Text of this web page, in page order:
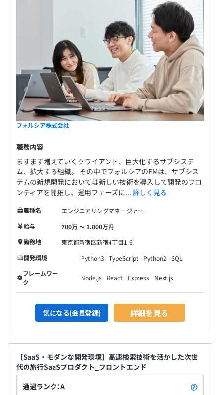
フォルシア株式会社
職務内容
ますます増えていくクライアント、巨大化するサブシステ
ム、拡大する組織。 その中でフォルシアのEMは、サブシス
テムの新規開発においては新しい技術を導入して開発のフロ
ンティアを開拓し、運用フェーズに... 詳しく見る
職種名
エンジニアリングマネージャー
給与
700万 〜 1,000万円
勤務地
東京都新宿区新宿4丁目1-6
開発環境
Python3 TypeScript Python2
SQL
フレームワー
ク
Node.js React Express Next.js
気になる(会員登録) 詳細を見る
【SaaS・モダンな開発環境】高速検索技術を活かした次世
代の旅行SaaSプロダクト_フロントエンド
通過ランク：A